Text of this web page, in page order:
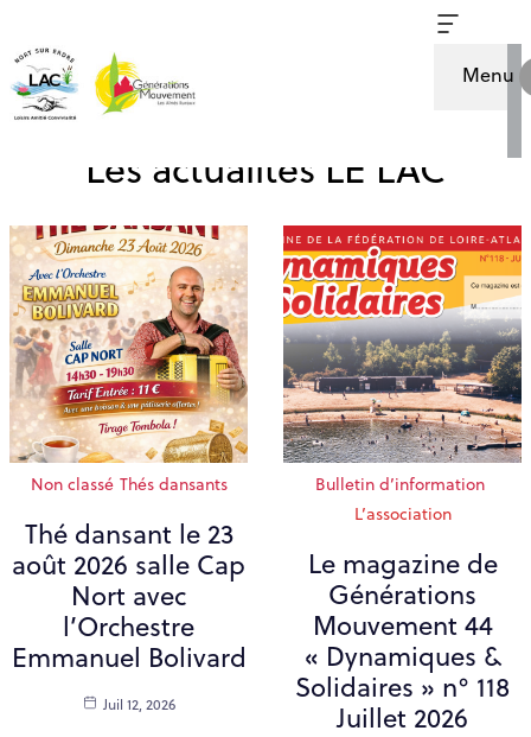
Menu
Les actualités LE LAC
Non classé Thés dansants
Thé dansant le 23
août 2026 salle Cap
Nort avec
l’Orchestre
Emmanuel Bolivard
Juil 12, 2026
Bulletin d’information
L’association
Le magazine de
Générations
Mouvement 44
« Dynamiques &
Solidaires » n° 118
Juillet 2026